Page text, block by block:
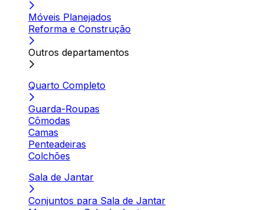
Móveis Planejados
Reforma e Construção
Outros departamentos
Quarto Completo
Guarda-Roupas
Cômodas
Camas
Penteadeiras
Colchões
Sala de Jantar
Conjuntos para Sala de Jantar